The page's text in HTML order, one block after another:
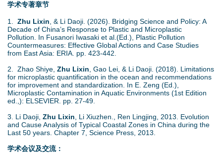
学术专著章节
1. Zhu Lixin , & Li Daoji. (2026). Bridging Science and Policy: A
Decade of China’s Response to Plastic and Microplastic
Pollution. In Fusanori Iwasaki et al. (Ed.), Plastic Pollution
Countermeasures: Effective Global Actions and Case Studies
from East Asia: ERIA. pp. 423-442.
2. Zhao Shiye, Zhu Lixin , Gao Lei, & Li Daoji. (2018). Limitations
for microplastic quantification in the ocean and recommendations
for improvement and standardization. In E. Zeng (Ed.),
Microplastic Contamination in Aquatic Environments (1st Edition
ed.,): ELSEVIER. pp. 27-49.
3. Li Daoji, Zhu Lixin , Li Xiuzhen., Ren Lingjing, 2013. Evolution
and Cause Analysis of Typical Coastal Zones in China during the
Last 50 years. Chapter 7, Science Press, 2013.
学术会议及交流：